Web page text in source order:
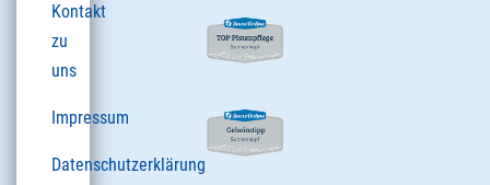
Kontakt
zu
uns
Impressum
Datenschutzerklärung